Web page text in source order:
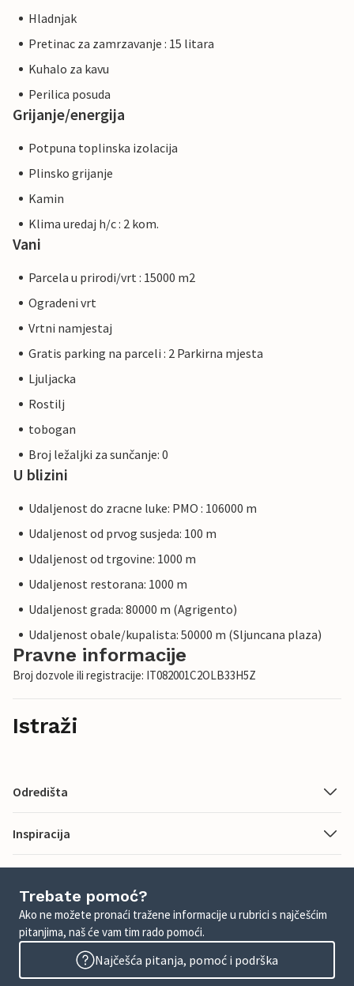
Hladnjak
Pretinac za zamrzavanje : 15 litara
Kuhalo za kavu
Perilica posuda
Grijanje/energija
Potpuna toplinska izolacija
Plinsko grijanje
Kamin
Klima uredaj h/c : 2 kom.
Vani
Parcela u prirodi/vrt : 15000 m2
Ogradeni vrt
Vrtni namjestaj
Gratis parking na parceli : 2 Parkirna mjesta
Ljuljacka
Rostilj
tobogan
Broj ležaljki za sunčanje: 0
U blizini
Udaljenost do zracne luke: PMO : 106000 m
Udaljenost od prvog susjeda: 100 m
Udaljenost od trgovine: 1000 m
Udaljenost restorana: 1000 m
Udaljenost grada: 80000 m (Agrigento)
Udaljenost obale/kupalista: 50000 m (Sljuncana plaza)
Pravne informacije
Broj dozvole ili registracije: IT082001C2OLB33H5Z
Istraži
Odredišta
Inspiracija
Trebate pomoć?
Ako ne možete pronaći tražene informacije u rubrici s najčešćim
pitanjima, naš će vam tim rado pomoći.
Najčešća pitanja, pomoć i podrška